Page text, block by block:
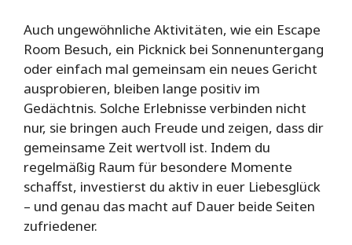
Auch ungewöhnliche Aktivitäten, wie ein Escape
Room Besuch, ein Picknick bei Sonnenuntergang
oder einfach mal gemeinsam ein neues Gericht
ausprobieren, bleiben lange positiv im
Gedächtnis. Solche Erlebnisse verbinden nicht
nur, sie bringen auch Freude und zeigen, dass dir
gemeinsame Zeit wertvoll ist. Indem du
regelmäßig Raum für besondere Momente
schaffst, investierst du aktiv in euer Liebesglück
– und genau das macht auf Dauer beide Seiten
zufriedener.